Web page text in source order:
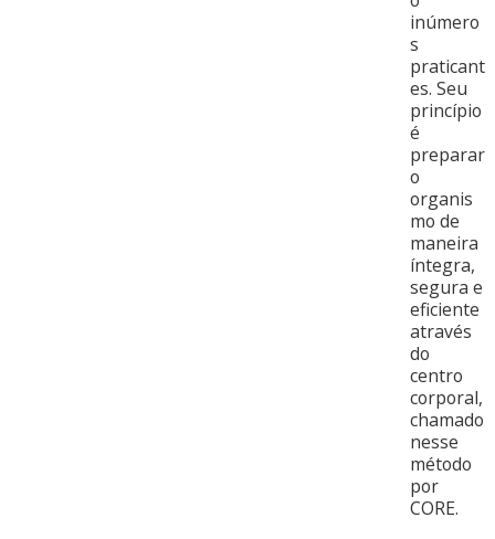
inúmero
s
praticant
es. Seu
princípio
é
preparar
o
organis
mo de
maneira
íntegra,
segura e
eficiente
através
do
centro
corporal,
chamado
nesse
método
por
CORE.